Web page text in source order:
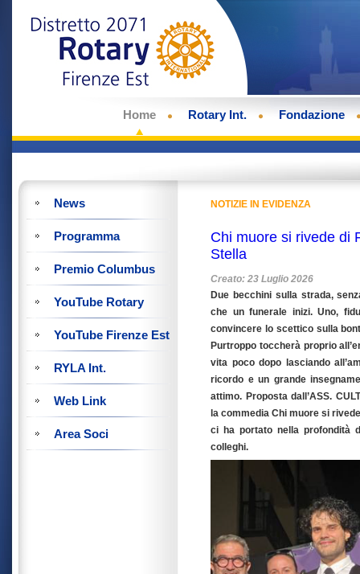
Home Rotary Int. Fondazione
News
Programma
Premio Columbus
YouTube Rotary
YouTube Firenze Est
RYLA Int.
Web Link
Area Soci
NOTIZIE IN EVIDENZA
Chi muore si rivede di
Stella
Creato: 23 Luglio 2026
Due becchini sulla strada,
che un funerale inizi. Uno,
convincere lo scettico sulla
Purtroppo toccherà proprio
vita poco dopo lasciando
ricordo e un grande
attimo. Proposta dall’ASS.
la commedia Chi muore si
ci ha portato nella profondità
colleghi.